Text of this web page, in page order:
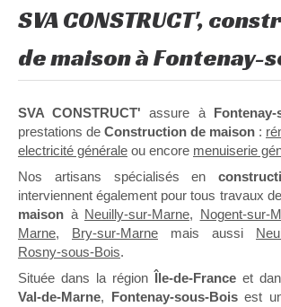
SVA CONSTRUCT',
de maison à Fontenay-
SVA CONSTRUCT' assure à
prestations de Construction de maison :
electricité générale ou encore menuiserie
Nos artisans spécialisés en
interviennent également pour tous travaux de
maison à Neuilly-sur-Marne, Nogent-sur-
Marne, Bry-sur-Marne mais aussi
Rosny-sous-Bois.
Située dans la région Île-de-France et
Val-de-Marne, Fontenay-sous-Boisest